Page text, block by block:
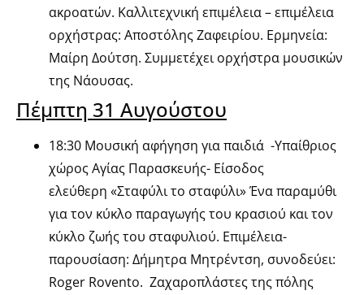
ακροατών. Καλλιτεχνική επιμέλεια – επιμέλεια
ορχήστρας: Αποστόλης Ζαφειρίου. Ερμηνεία:
Μαίρη Δούτση. Συμμετέχει ορχήστρα μουσικών
της Νάουσας.
Πέμπτη 31 Αυγούστου
18:30 Μουσική αφήγηση για παιδιά -Υπαίθριος
χώρος Αγίας Παρασκευής- Είσοδος
ελεύθερη «Σταφύλι το σταφύλι» Ένα παραμύθι
για τον κύκλο παραγωγής του κρασιού και τον
κύκλο ζωής του σταφυλιού. Επιμέλεια-
παρουσίαση: Δήμητρα Μητρέντση, συνοδεύει:
Roger Rovento. Ζαχαροπλάστες της πόλης